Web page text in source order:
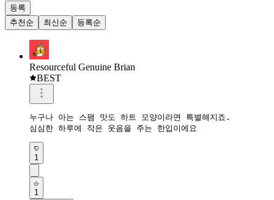
등록
추천순
최신순 등록순
Resourceful Genuine Brian
BEST
누구나 아는 스팸 맛도 하트 모양이라면 특별해지죠.
심심한 하루에 작은 웃음을 주는 한입이에요
1
1